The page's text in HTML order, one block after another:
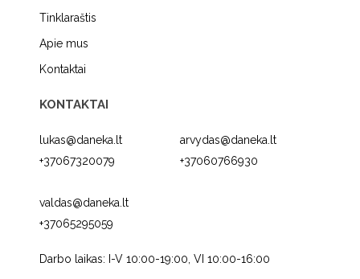
Tinklaraštis
Apie mus
Kontaktai
KONTAKTAI
lukas@daneka.lt
+37067320079
arvydas@daneka.lt
+37060766930
valdas@daneka.lt
+37065295059
Darbo laikas: I-V 10:00-19:00, VI 10:00-16:00